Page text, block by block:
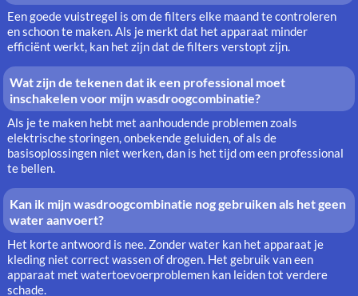
Een goede vuistregel is om de filters elke maand te controleren
en schoon te maken. Als je merkt dat het apparaat minder
efficiënt werkt, kan het zijn dat de filters verstopt zijn.
Wat zijn de tekenen dat ik een professional moet
inschakelen voor mijn wasdroogcombinatie?
Als je te maken hebt met aanhoudende problemen zoals
elektrische storingen, onbekende geluiden, of als de
basisoplossingen niet werken, dan is het tijd om een professional
te bellen.
Kan ik mijn wasdroogcombinatie nog gebruiken als het geen
water aanvoert?
Het korte antwoord is nee. Zonder water kan het apparaat je
kleding niet correct wassen of drogen. Het gebruik van een
apparaat met watertoevoerproblemen kan leiden tot verdere
schade.